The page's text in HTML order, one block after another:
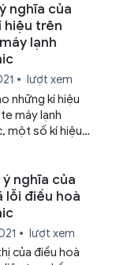
nghĩa của
hiệu trên
lạnh
lượt xem
những kí hiệu
máy lạnh
một số kí hiệu
còn lại thì sao?
sẽ giải đáp tất
của những kí
bạn.
nghĩa của
lỗi điều hoà
lượt xem
của điều hoà